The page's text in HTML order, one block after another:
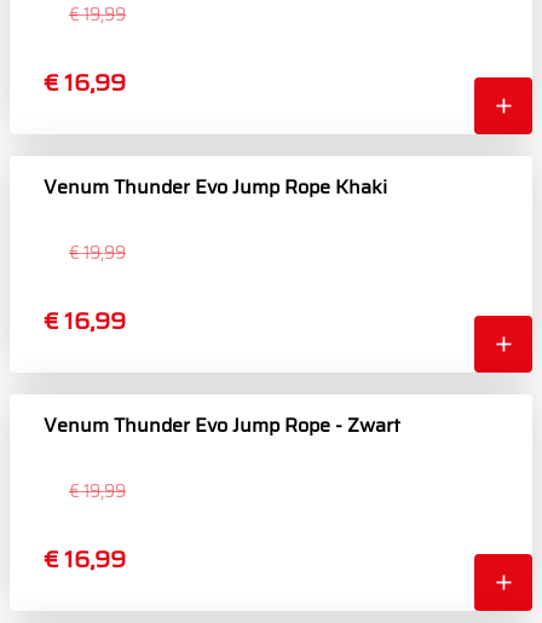
€ 19,99
€ 16,99
Venum Thunder Evo Jump Rope Khaki
€ 19,99
€ 16,99
Venum Thunder Evo Jump Rope - Zwart
€ 19,99
€ 16,99